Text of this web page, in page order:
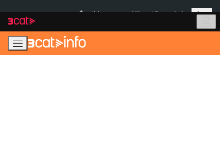
navegació
principal
contingut
Més